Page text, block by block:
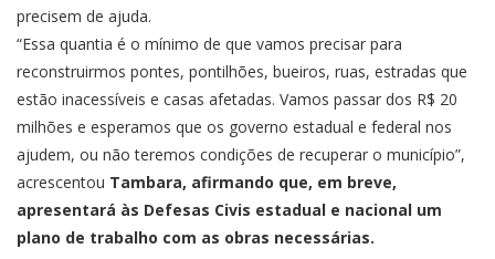
precisem de ajuda.
“Essa quantia é o mínimo de que vamos precisar para
reconstruirmos pontes, pontilhões, bueiros, ruas, estradas que
estão inacessíveis e casas afetadas. Vamos passar dos R$ 20
milhões e esperamos que os governo estadual e federal nos
ajudem, ou não teremos condições de recuperar o município”,
acrescentou Tambara, afirmando que, em breve,
apresentará às Defesas Civis estadual e nacional um
plano de trabalho com as obras necessárias.